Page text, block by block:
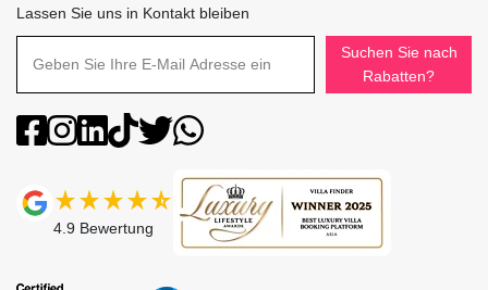
Lassen Sie uns in Kontakt bleiben
Suchen Sie nach
Rabatten?
4.9 Bewertung